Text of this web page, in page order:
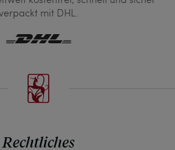
mit DHL.
Rechtliches